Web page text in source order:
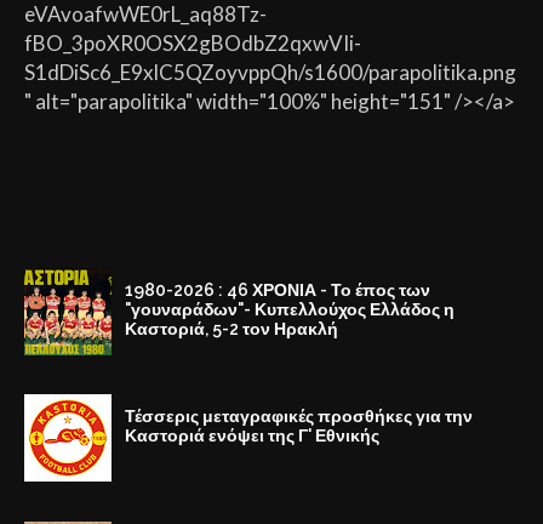
eVAvoafwWE0rL_aq88Tz-
fBO_3poXR0OSX2gBOdbZ2qxwVIi-
S1dDiSc6_E9xlC5QZoyvppQh/s1600/parapolitika.png
" alt="parapolitika" width="100%" height="151" /></a>
1980-2026 : 46 ΧΡΟΝΙΑ - Το έπος των
"γουναράδων"- Κυπελλούχος Ελλάδος η
Καστοριά, 5-2 τον Ηρακλή
Τέσσερις μεταγραφικές προσθήκες για την
Καστοριά ενόψει της Γ' Εθνικής